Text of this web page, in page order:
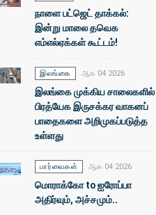
நாளை பட்ஜெட் தாக்கல்:
இன்று மாலை தவெக
எம்எல்ஏக்கள் கூட்டம்!
இலங்கை ஆக 04 2026
இலங்கை முக்கிய சாலைகளில்
பிரத்யேக இருசக்கர வாகனப்
பாதைகளை அறிமுகப்படுத்த
உள்ளது
பார்வைகள் ஆக 04 2026
மொராக்கோ to ஐரோப்பா
அதிர்வும், அச்சமும்..